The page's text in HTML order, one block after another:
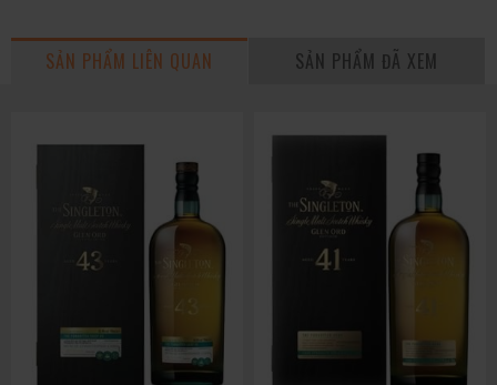
SẢN PHẨM LIÊN QUAN SẢN PHẨM ĐÃ XEM